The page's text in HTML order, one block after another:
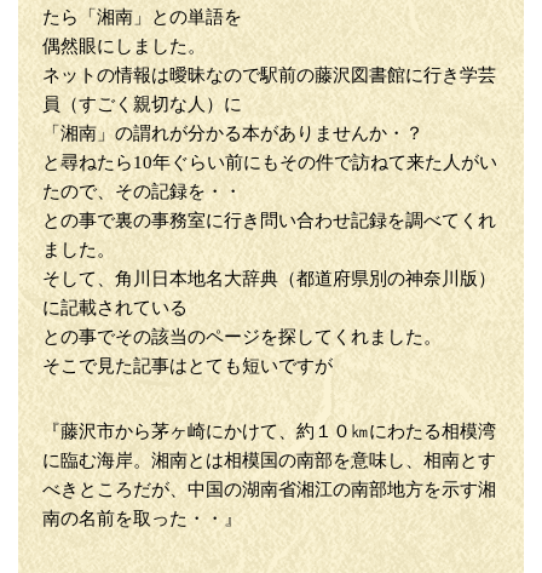
たら「湘南」との単語を
偶然眼にしました。
ネットの情報は曖昧なので駅前の藤沢図書館に行き学芸
員（すごく親切な人）に
「湘南」の謂れが分かる本がありませんか・？
と尋ねたら10年ぐらい前にもその件で訪ねて来た人がい
たので、その記録を・・
との事で裏の事務室に行き問い合わせ記録を調べてくれ
ました。
そして、角川日本地名大辞典（都道府県別の神奈川版）
に記載されている
との事でその該当のページを探してくれました。
そこで見た記事はとても短いですが
『藤沢市から茅ヶ崎にかけて、約１０㎞にわたる相模湾
に臨む海岸。湘南とは相模国の南部を意味し、相南とす
べきところだが、中国の湖南省湘江の南部地方を示す湘
南の名前を取った・・』